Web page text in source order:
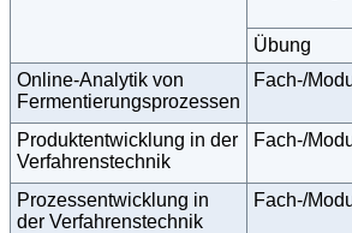
Übung
Online-Analytik von
Fermentierungsprozessen
Fach-/
Produktentwicklung in der
Verfahrenstechnik
Fach-/
Prozessentwicklung in
der Verfahrenstechnik
Fach-/